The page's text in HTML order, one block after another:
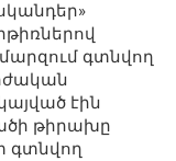
գտնվող
էին
թիրախը
գտնվող